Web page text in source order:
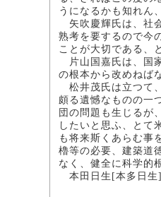
うになるかも知れん
矢吹慶輝氏は、社
熟考を要するので今
ことが大切である、と
片山国嘉氏は、国
の根本から改めねば
松井茂氏は立つて
頗る遺憾なものの一
団の問題も生じるが
したいと思ふ、とて
も将来斯くあらむ事
櫓等の必要、建築道
なく、健全に科学的
本田日生[本多日生]